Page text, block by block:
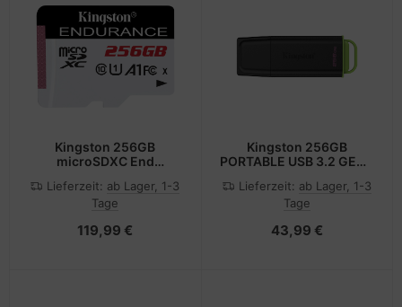
Kingston 256GB
microSDXC End
Micro SD - Secure Digital
(SD)
Lieferzeit: ab Lager, 1-3
Tage
119,99 €
Kingston 256GB
PORTABLE USB 3.2 GEN 1
BLACK/GREEN - 256 GB
Lieferzeit: ab Lager, 1-3
Tage
43,99 €